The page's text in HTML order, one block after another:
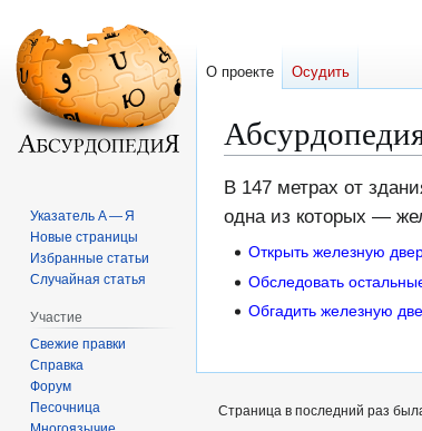
Перейти
к
Перейти
к
В 147 метрах от
одна из которых —
Открыть железную
Обследовать
Обгадить железную
О проекте Осудить
Указатель А — Я
Новые страницы
Избранные статьи
Случайная статья
Участие
Свежие правки
Справка
Форум
Песочница
Страница в последний раз